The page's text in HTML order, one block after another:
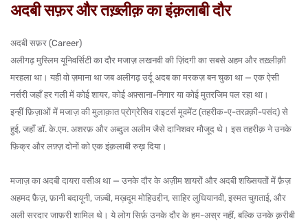
अदबी सफ़र और तख़्लीक़ का इंक़लाबी दौर
अदबी सफ़र (Career)
अलीगढ़ मुस्लिम यूनिवर्सिटी का दौर मजाज़ लखनवी की ज़िंदगी का सबसे अहम और तख़्लीक़ी
मरहला था। यही वो ज़माना था जब अलीगढ़ उर्दू अदब का मरकज़ बन चुका था — एक ऐसी
नर्सरी जहाँ हर गली में कोई शायर, कोई अफ़्साना-निगार या कोई मुतरजिम पल रहा था।
इन्हीं फ़िज़ाओं में मजाज़ की मुलाक़ातप्रोग्रेसिव राइटर्स मूवमेंट (तहरीक-ए-तरक़्क़ी-पसंद) से
हुई, जहाँडॉ. के.एम. अशरफ़ और अब्दुल अलीम जैसे दानिशवर मौजूद थे। इस तहरीक़ ने उनके
फ़िक्र और लफ़्ज़ दोनों को एक इंक़लाबी रुख़ दिया।
मजाज़ का अदबी दायरा वसीअ था — उनके दौर के अज़ीम शायरों और अदबी शख्सियतों में फ़ैज़
अहमद फ़ैज़, फ़ानी बदायूनी, जज़्बी, मख़दूम मोहिउद्दीन, साहिर लुधियानवी, इस्मत चुग़ताई, और
अली सरदार जाफ़री शामिल थे। ये लोग सिर्फ़ उनके दौर के हम-अस्र नहीं, बल्कि उनके क़रीबी